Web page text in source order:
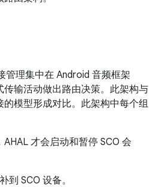
管理集中在 Android 音频框架
传输活动做出路由决策。此架构与
模型形成对比。此架构中每个组
才会启动和暂停 SCO 会
到 SCO 设备。